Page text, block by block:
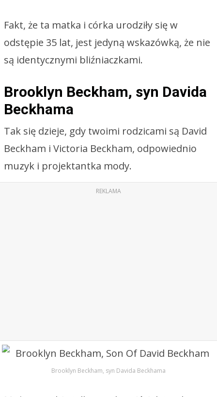
Fakt, że ta matka i córka urodziły się w
odstępie 35 lat, jest jedyną wskazówką, że nie
są identycznymi bliźniaczkami.
Brooklyn Beckham, syn Davida
Beckhama
Tak się dzieje, gdy twoimi rodzicami są David
Beckham i Victoria Beckham, odpowiednio
muzyk i projektantka mody.
REKLAMA
Brooklyn Beckham, syn Davida Beckhama